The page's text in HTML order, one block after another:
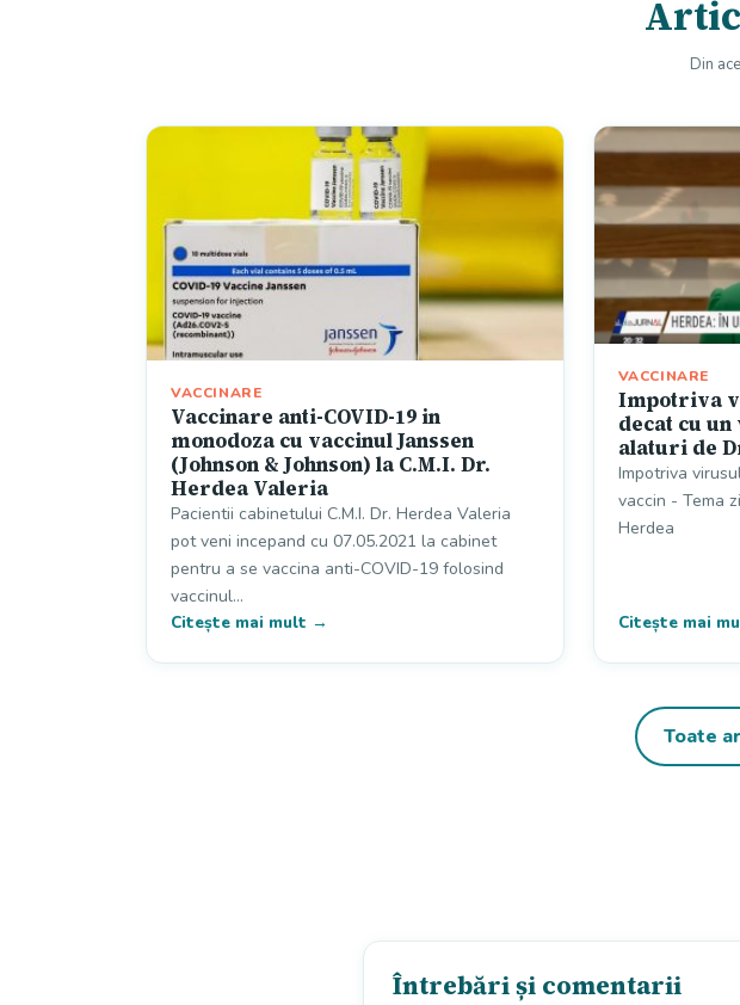
Din
VACCINARE
Vaccinare anti-COVID-19 in
monodoza cu vaccinul Janssen
(Johnson & Johnson) la C.M.I. Dr.
Herdea Valeria
Pacientii cabinetului C.M.I. Dr. Herdea Valeria
pot veni incepand cu 07.05.2021 la cabinet
pentru a se vaccina anti-COVID-19 folosind
vaccinul…
Citește mai mult →
VACCINARE
Impotriva
decat cu un
alaturi de
Impotriva
vaccin - Tema
Herdea
Citește mai
Toate
Întrebări și comentarii